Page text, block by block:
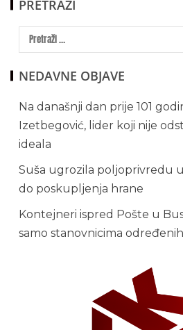
PRETRAŽI
NEDAVNE OBJAVE
Na današnji dan prije 101
Izetbegović, lider koji nije
ideala
Suša ugrozila poljoprivredu
do poskupljenja hrane
Kontejneri ispred Pošte u
samo stanovnicima